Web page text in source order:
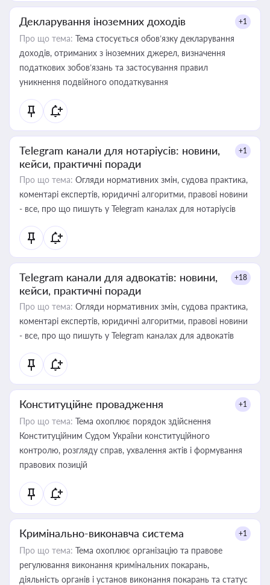
Декларування іноземних доходів +1
Про що тема: Тема стосується обов’язку декларування
доходів, отриманих з іноземних джерел, визначення
податкових зобов’язань та застосування правил
уникнення подвійного оподаткування
Telegram канали для нотаріусів: новини,
кейси, практичні поради
+1
Про що тема: Огляди нормативних змін, судова практика,
коментарі експертів, юридичні алгоритми, правові новини
- все, про що пишуть у Telegram каналах для нотаріусів
Telegram канали для адвокатів: новини,
кейси, практичні поради
+18
Про що тема: Огляди нормативних змін, судова практика,
коментарі експертів, юридичні алгоритми, правові новини
- все, про що пишуть у Telegram каналах для адвокатів
Конституційне провадження +1
Про що тема: Тема охоплює порядок здійснення
Конституційним Судом України конституційного
контролю, розгляду справ, ухвалення актів і формування
правових позицій
Кримінально-виконавча система +1
Про що тема: Тема охоплює організацію та правове
регулювання виконання кримінальних покарань,
діяльність органів і установ виконання покарань та статус